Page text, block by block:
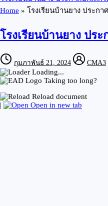
Home » โรงเรียนบ้านยาง ประกา
โรงเรียนบ้านยาง ประ
กุมภาพันธ์ 21, 2024 CMA3
Loading...
Taking too long?
Reload document
|
Open in new tab